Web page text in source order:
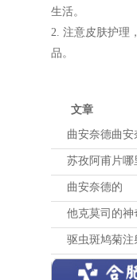
生活。
2. 注意皮肤护理
品。
文章
曲安奈德曲安
苏孜阿甫片哪
曲安奈德的
他克莫司的神
驱虫斑鸠菊注